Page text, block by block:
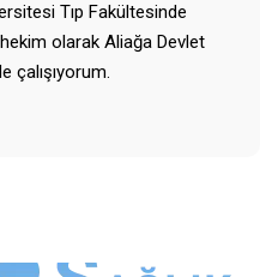
Tıp Fakültesinde
olarak Aliağa Devlet
çalışıyorum.